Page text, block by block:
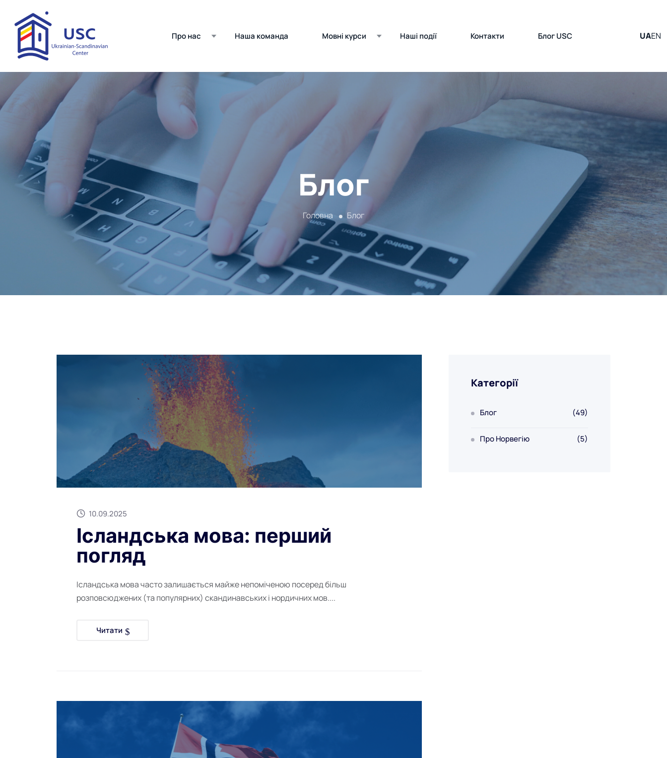
Про нас Наша команда Мовні курси Наші події Контакти Блог USC UAEN
Блог
Головна Блог
10.09.2025
Ісландська мова: перший
погляд
Ісландська мова часто залишається майже непоміченою посеред більш
розповсюджених (та популярних) скандинавських і нордичних мов....
Читати
Категорії
Блог (49)
Про Норвегію (5)